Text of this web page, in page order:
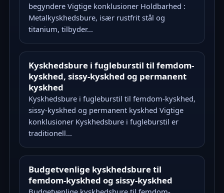
begyndere Vigtige konklusioner Holdbarhed :
Metalkyskhedsbure, især rustfrit stål og
titanium, tilbyder...
Kyskhedsbure i fugleburstil til femdom-
kyskhed, sissy-kyskhed og permanent
kyskhed
Kyskhedsbure i fugleburstil til femdom-kyskhed,
sissy-kyskhed og permanent kyskhed Vigtige
konklusioner Kyskhedsbure i fugleburstil er
traditionell...
Budgetvenlige kyskhedsbure til
femdom-kyskhed og sissy-kyskhed